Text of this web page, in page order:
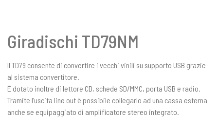
Giradischi TD79NM
Il TD79 consente di convertire i vecchi vinili su supporto USB grazie
al sistema convertitore.
È dotato inoltre di lettore CD, schede SD/MMC, porta USB e radio.
Tramite l’uscita line out è possibile collegarlo ad una cassa esterna
anche se equipaggiato di amplificatore stereo integrato.